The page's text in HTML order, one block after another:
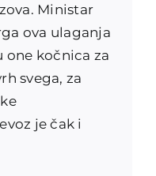
Ministar
ova ulaganja
one kočnica za
svega, za
je čak i